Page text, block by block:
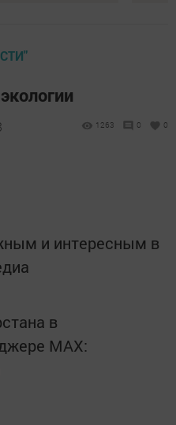
1263 0 0
и интересным в
в
MАХ: